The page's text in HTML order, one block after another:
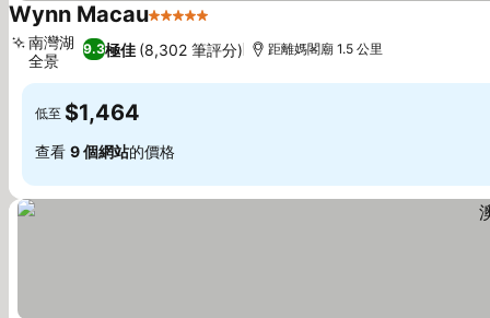
Wynn Macau5 星級
9.3極佳 (8,302 筆評分)
南灣湖
全景
距離媽閣廟 1.5 公里
低至 $1,464
查看 9 個網站的價格